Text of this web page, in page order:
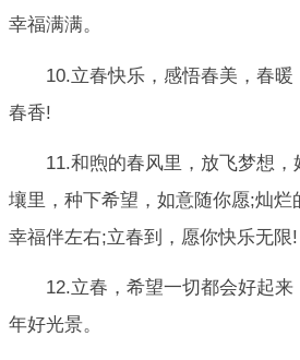
幸福满满。
10.立春快乐，感悟春美，春暖
春香!
11.和煦的春风里，放飞梦想
壤里，种下希望，如意随你愿;灿烂
幸福伴左右;立春到，愿你快乐无限!
12.立春，希望一切都会好起
年好光景。